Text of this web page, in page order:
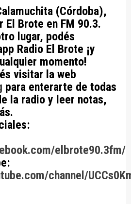
(Córdoba),
El Brote en FM 90.3.
lugar, podés
Radio El Brote ¡y
momento!
visitar la web
para enterarte de todas
la radio y leer notas,
elbrote90.3fm/
channel/